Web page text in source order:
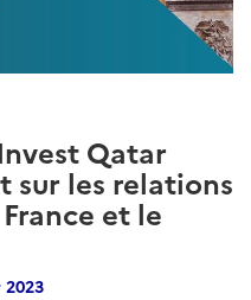
Qatar
les relations
et le